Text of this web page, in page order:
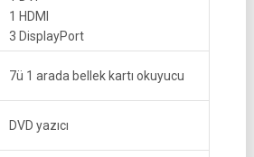
1 HDMI
3 DisplayPort
7ü 1 arada bellek kartı okuyucu
DVD yazıcı